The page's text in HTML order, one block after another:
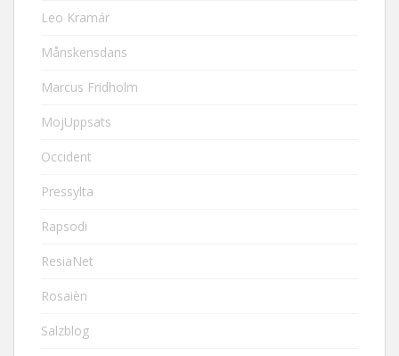
Leo Kramár
Månskensdans
Marcus Fridholm
MojUppsats
Occident
Pressylta
Rapsodi
ResiaNet
Rosaièn
Salzblog